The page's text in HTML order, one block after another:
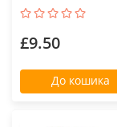
£9.50
До кошика